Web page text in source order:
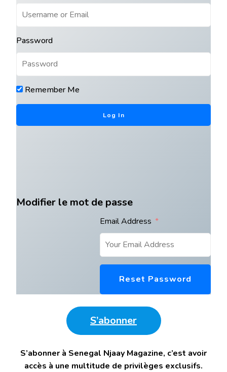
Password
Remember Me
Modifier le mot de passe
Email Address
Reset Password
S’abonner
S’abonner à Senegal Njaay Magazine, c’est avoir
accès à une multitude de privilèges exclusifs.